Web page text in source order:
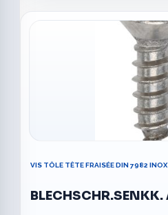
VIS TÔLE TÊTE FRAISÉE DIN 7982 INOX